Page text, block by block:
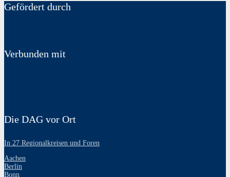
Gefördert durch
Verbunden mit
Die DAG vor Ort
In 27 Regionalkreisen und Foren
Aachen
Berlin
Bonn